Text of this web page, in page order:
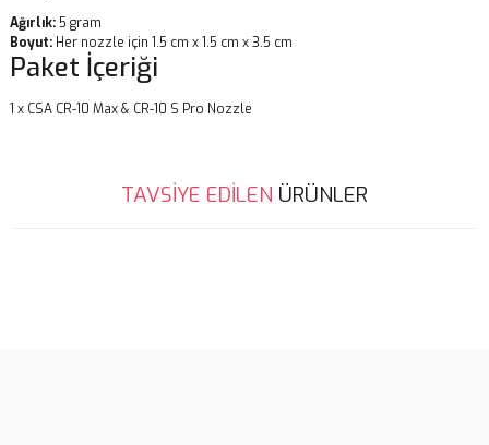
Ağırlık:5 gram
Boyut: Her nozzle için 1.5 cm x 1.5 cm x 3.5 cm
Paket İçeriği
1 x CSA CR-10 Max & CR-10 S Pro Nozzle
Bu ürünün fiyat bilgisi, resim, ürün açıklamalarında ve diğer
konularda yetersiz gördüğünüz noktaları öneri formunu kullanarak
TAVSİYE EDİLEN ÜRÜNLER